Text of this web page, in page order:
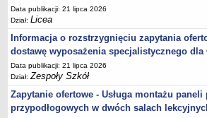
Data publikacji: 21 lipca 2026
Dział:Licea
Informacja o rozstrzygnięciu zapytania
dostawę wyposażenia specjalistycznego dla
Data publikacji: 21 lipca 2026
Dział:Zespoły Szkół
Zapytanie ofertowe - Usługa montażu
przypodłogowych w dwóch salach